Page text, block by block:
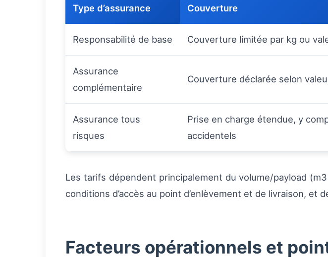
Type d’assurance Couverture
Responsabilité de base Couverture limitée par kg ou
Assurance
complémentaire
Couverture déclarée selon
Assurance tous
risques
Prise en charge étendue, y
accidentels
Les tarifs dépendent principalement du volume/payload
conditions d’accès au point d’enlèvement et de livraison, et
Facteurs opérationnels et